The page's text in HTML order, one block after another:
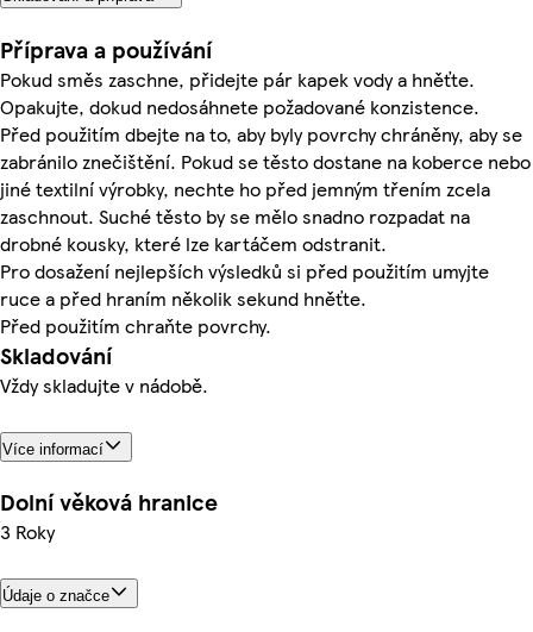
Příprava a používání
Pokud směs zaschne, přidejte pár kapek vody a hněťte.
Opakujte, dokud nedosáhnete požadované konzistence.
Před použitím dbejte na to, aby byly povrchy chráněny, aby se
zabránilo znečištění. Pokud se těsto dostane na koberce nebo
jiné textilní výrobky, nechte ho před jemným třením zcela
zaschnout. Suché těsto by se mělo snadno rozpadat na
drobné kousky, které lze kartáčem odstranit.
Pro dosažení nejlepších výsledků si před použitím umyjte
ruce a před hraním několik sekund hněťte.
Před použitím chraňte povrchy.
Skladování
Vždy skladujte v nádobě.
Více informací
Dolní věková hranice
3 Roky
Údaje o značce